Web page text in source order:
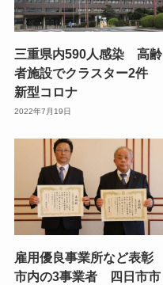
三重県内590人感染 高齢
者施設でクラスター2件
新型コロナ
2022年7月19日
雇用優良事業所など表彰
市内の3事業者 四日市市